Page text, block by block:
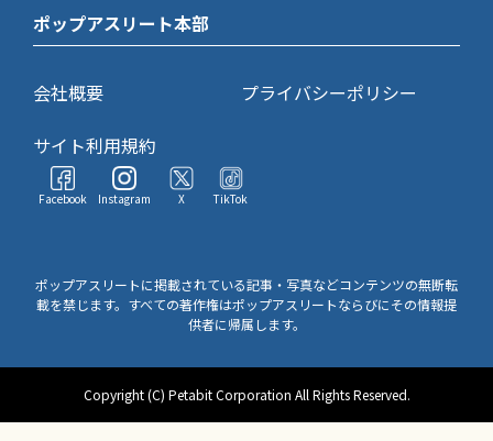
ポップアスリート本部
会社概要
プライバシーポリシー
サイト利用規約
Facebook Instagram X TikTok
ポップアスリートに掲載されている記事・写真などコンテンツの無断転
載を禁じます。すべての著作権はポップアスリートならびにその情報提
供者に帰属します。
Copyright (C) Petabit Corporation All Rights Reserved.